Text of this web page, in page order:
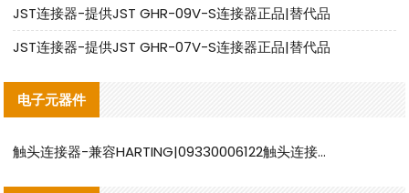
JST连接器-提供JST GHR-09V-S连接器正品|替代品
JST连接器-提供JST GHR-07V-S连接器正品|替代品
电子元器件
触头连接器-兼容HARTING|09330006122触头连接器替代品说明